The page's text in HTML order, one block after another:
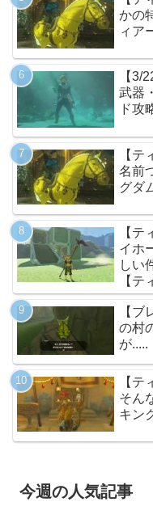
かの
ィア
【3/
武器
ド攻
【
名前
グダ
【
イホ
しい
【テ
【
の村
が.....
【
そん
キン
今週の人気記事